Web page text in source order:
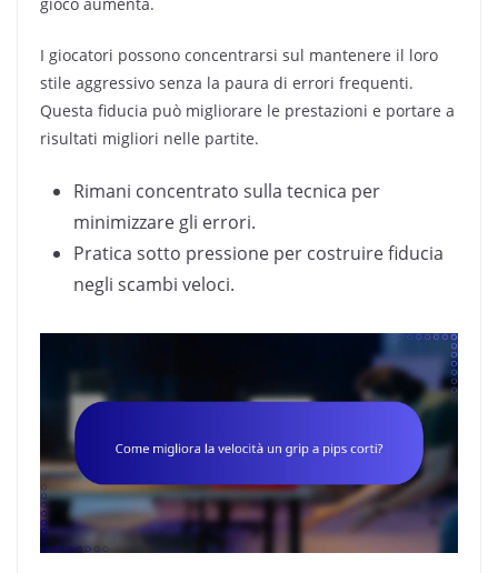
I giocatori possono concentrarsi sul mantenere il loro
stile aggressivo senza la paura di errori frequenti.
Questa fiducia può migliorare le prestazioni e portare a
risultati migliori nelle partite.
Rimani concentrato sulla tecnica per
minimizzare gli errori.
Pratica sotto pressione per costruire fiducia
negli scambi veloci.